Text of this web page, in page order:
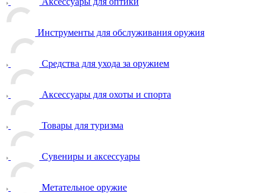
Инструменты для обслуживания оружия
Средства для ухода за оружием
Аксессуары для охоты и спорта
Товары для туризма
Сувениры и аксессуары
Метательное оружие